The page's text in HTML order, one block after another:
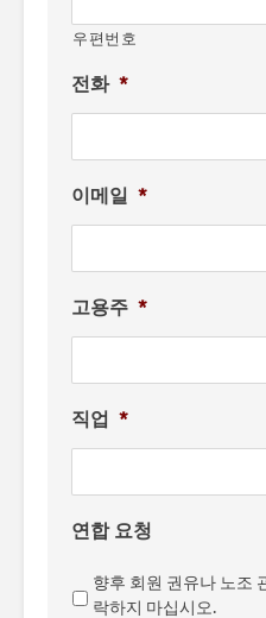
우편번호
전화 *
이메일 *
고용주 *
직업 *
연합 요청
향후 회원 권유나 노조
락하지 마십시오.